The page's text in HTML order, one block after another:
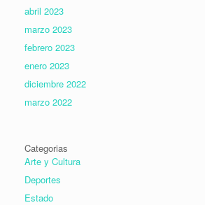
abril 2023
marzo 2023
febrero 2023
enero 2023
diciembre 2022
marzo 2022
Categorias
Arte y Cultura
Deportes
Estado